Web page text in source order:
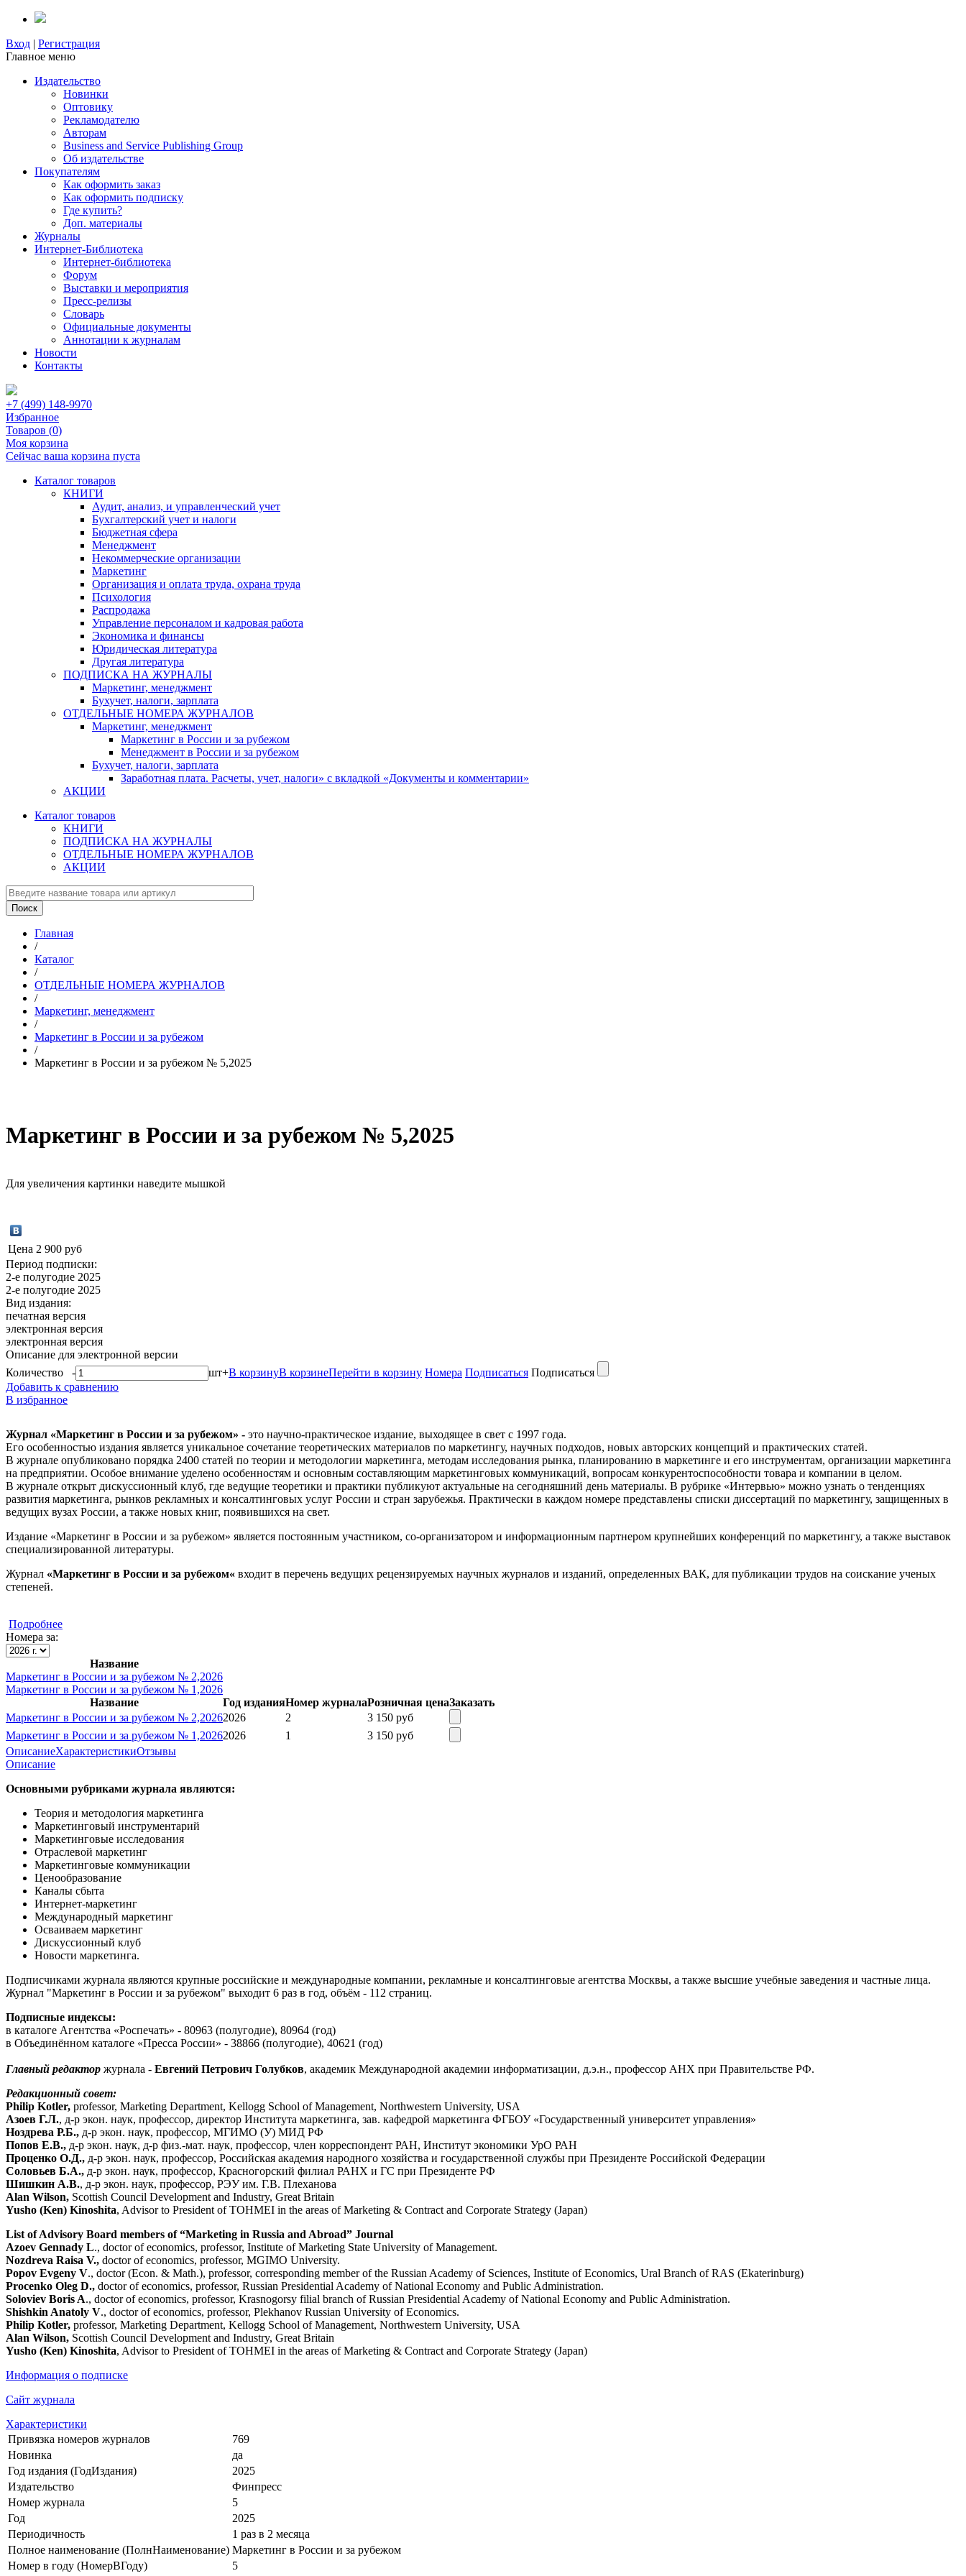
Вход | Регистрация
Главное меню
Издательство
Новинки
Оптовику
Рекламодателю
Авторам
Business and Service Publishing Group
Об издательстве
Покупателям
Как оформить заказ
Как оформить подписку
Где купить?
Доп. материалы
Журналы
Интернет-Библиотека
Интернет-библиотека
Форум
Выставки и мероприятия
Пресс-релизы
Словарь
Официальные документы
Аннотации к журналам
Новости
Контакты
+7 (499) 148-9970
Избранное
Товаров (0)
Моя корзина
Сейчас ваша корзина пуста
Каталог товаров
КНИГИ
Аудит, анализ, и управленческий учет
Бухгалтерский учет и налоги
Бюджетная сфера
Менеджмент
Некоммерческие организации
Маркетинг
Организация и оплата труда, охрана труда
Психология
Распродажа
Управление персоналом и кадровая работа
Экономика и финансы
Юридическая литература
Другая литература
ПОДПИСКА НА ЖУРНАЛЫ
Маркетинг, менеджмент
Бухучет, налоги, зарплата
ОТДЕЛЬНЫЕ НОМЕРА ЖУРНАЛОВ
Маркетинг, менеджмент
Маркетинг в России и за рубежом
Менеджмент в России и за рубежом
Бухучет, налоги, зарплата
Заработная плата. Расчеты, учет, налоги» с вкладкой «Документы и комментарии»
АКЦИИ
Каталог товаров
КНИГИ
ПОДПИСКА НА ЖУРНАЛЫ
ОТДЕЛЬНЫЕ НОМЕРА ЖУРНАЛОВ
АКЦИИ
Главная
/
Каталог
/
ОТДЕЛЬНЫЕ НОМЕРА ЖУРНАЛОВ
/
Маркетинг, менеджмент
/
Маркетинг в России и за рубежом
/
Маркетинг в России и за рубежом № 5,2025
Маркетинг в России и за рубежом № 5,2025
Для увеличения картинки наведите мышкой
Цена 2 900 руб
Период подписки:
2-е полугодие 2025
2-е полугодие 2025
Вид издания:
печатная версия
электронная версия
электронная версия
Описание для электронной версии
Количество - шт+В корзинуВ корзинеПерейти в корзину Номера Подписаться Подписаться
Добавить к сравнению
В избранное
Журнал «Маркетинг в России и за рубежом» - это научно-практическое издание, выходящее в свет с 1997 года.
Его особенностью издания является уникальное сочетание теоретических материалов по маркетингу, научных подходов, новых авторских концепций и практических статей.
В журнале опубликовано порядка 2400 статей по теории и методологии маркетинга, методам исследования рынка, планированию в маркетинге и его инструментам, организации маркетинга
на предприятии. Особое внимание уделено особенностям и основным составляющим маркетинговых коммуникаций, вопросам конкурентоспособности товара и компании в целом.
В журнале открыт дискуссионный клуб, где ведущие теоретики и практики публикуют актуальные на сегодняшний день материалы. В рубрике «Интервью» можно узнать о тенденциях
развития маркетинга, рынков рекламных и консалтинговых услуг России и стран зарубежья. Практически в каждом номере представлены списки диссертаций по маркетингу, защищенных в
ведущих вузах России, а также новых книг, появившихся на свет.
Издание «Маркетинг в России и за рубежом» является постоянным участником, со-организатором и информационным партнером крупнейших конференций по маркетингу, а также выставок
специализированной литературы.
Журнал «Маркетинг в России и за рубежом« входит в перечень ведущих рецензируемых научных журналов и изданий, определенных ВАК, для публикации трудов на соискание ученых
степеней.
Подробнее
Номера за:
Название
Маркетинг в России и за рубежом № 2,2026
Маркетинг в России и за рубежом № 1,2026
Название
Год изданияНомер журналаРозничная ценаЗаказать
Маркетинг в России и за рубежом № 2,20262026 2
3 150 руб
Маркетинг в России и за рубежом № 1,20262026 1
3 150 руб
ОписаниеХарактеристикиОтзывы
Описание
Основными рубриками журнала являются:
Теория и методология маркетинга
Маркетинговый инструментарий
Маркетинговые исследования
Отраслевой маркетинг
Маркетинговые коммуникации
Ценообразование
Каналы сбыта
Интернет-маркетинг
Международный маркетинг
Осваиваем маркетинг
Дискуссионный клуб
Новости маркетинга.
Подписчиками журнала являются крупные российские и международные компании, рекламные и консалтинговые агентства Москвы, а также высшие учебные заведения и частные лица.
Журнал "Маркетинг в России и за рубежом" выходит 6 раз в год, объём - 112 страниц.
Подписные индексы:
в каталоге Агентства «Роспечать» - 80963 (полугодие), 80964 (год)
в Объединённом каталоге «Пресса России» - 38866 (полугодие), 40621 (год)
Главный редактор журнала - Евгений Петрович Голубков, академик Международной академии информатизации, д.э.н., профессор АНХ при Правительстве РФ.
Редакционный совет:
Philip Kotler, professor, Marketing Department, Kellogg School of Management, Northwestern University, USA
Азоев Г.Л., д-р экон. наук, профессор, директор Института маркетинга, зав. кафедрой маркетинга ФГБОУ «Государственный университет управления»
Ноздрева Р.Б., д-р экон. наук, профессор, МГИМО (У) МИД РФ
Попов Е.В., д-р экон. наук, д-р физ.-мат. наук, профессор, член корреспондент РАН, Институт экономики УрО РАН
Проценко О.Д., д-р экон. наук, профессор, Российская академия народного хозяйства и государственной службы при Президенте Российской Федерации
Соловьев Б.А., д-р экон. наук, профессор, Красногорский филиал РАНХ и ГС при Президенте РФ
Шишкин А.В., д-р экон. наук, профессор, РЭУ им. Г.В. Плеханова
Alan Wilson, Scottish Council Development and Industry, Great Britain
Yusho (Ken) Kinoshita, Advisor to President of TOHMEI in the areas of Marketing & Contract and Corporate Strategy (Japan)
List of Advisory Board members of “Marketing in Russia and Abroad” Journal
Azoev Gennady L., doctor of economics, professor, Institute of Marketing State University of Management.
Nozdreva Raisa V., doctor of economics, professor, MGIMO University.
Popov Evgeny V., doctor (Econ. & Math.), professor, corresponding member of the Russian Academy of Sciences, Institute of Economics, Ural Branch of RAS (Ekaterinburg)
Procenko Oleg D., doctor of economics, professor, Russian Presidential Academy of National Economy and Public Administration.
Soloviev Boris A., doctor of economics, professor, Krasnogorsy filial branch of Russian Presidential Academy of National Economy and Public Administration.
Shishkin Anatoly V., doctor of economics, professor, Plekhanov Russian University of Economics.
Philip Kotler, professor, Marketing Department, Kellogg School of Management, Northwestern University, USA
Alan Wilson, Scottish Council Development and Industry, Great Britain
Yusho (Ken) Kinoshita, Advisor to President of TOHMEI in the areas of Marketing & Contract and Corporate Strategy (Japan)
Информация о подписке
Сайт журнала
Характеристики
Привязка номеров журналов
769
Новинка
да
Год издания (ГодИздания)
2025
Издательство
Финпресс
Номер журнала
5
Год
2025
Периодичность
1 раз в 2 месяца
Полное наименование (ПолнНаименование) Маркетинг в России и за рубежом
Номер в году (НомерВГоду)
5